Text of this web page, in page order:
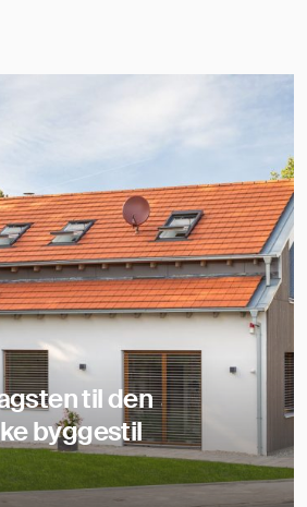
til den
byggestil